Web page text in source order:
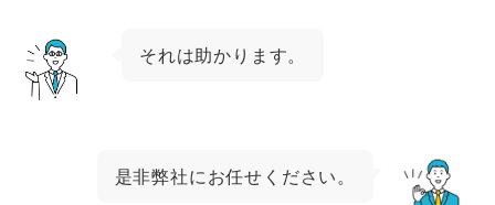
それは助かります。
是非弊社にお任せください。